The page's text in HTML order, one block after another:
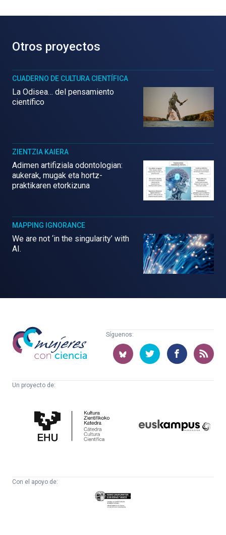
Otros proyectos
CUADERNO DE CULTURA CIENTÍFICA
La Odisea… del pensamiento
científico
ZIENTZIA KAIERA
Adimen artifiziala odontologian:
aukerak, mugak eta hortz-
praktikaren etorkizuna
MAPPING IGNORANCE
We are not ‘in the singularity’ with
AI.
Mujeres
con
ciencia
Síguenos:
Un proyecto de:
Cultura
Científica
Con el apoyo de:
Eusko
Jaurlaritza